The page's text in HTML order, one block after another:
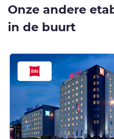
Onze andere
in de buurt